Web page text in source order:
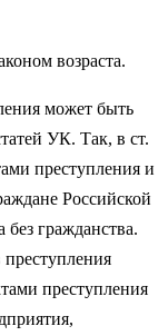
возраста.
может быть
УК. Так, в ст.
преступления и
Российской
гражданства.
преступления